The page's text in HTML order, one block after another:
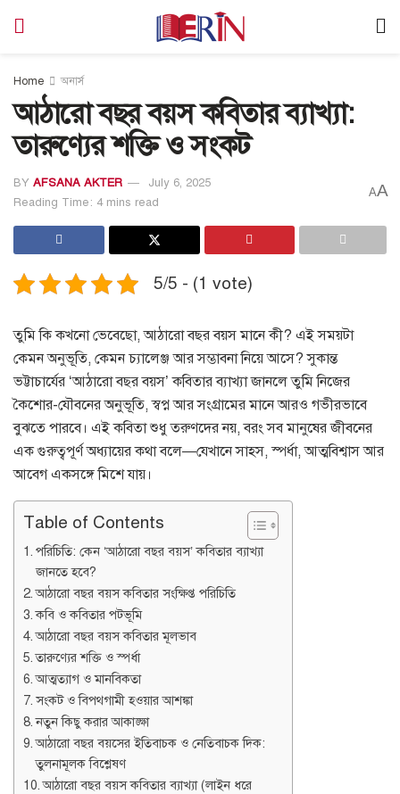
Home অনার্স
আঠারো বছর বয়স কবিতার ব্যাখ্যা:
তারুণ্যের শক্তি ও সংকট
BY AFSANA AKTER
July 6, 2025
Reading Time: 4 mins read
AA
5/5 - (1 vote)
তুমি কি কখনো ভেবেছো, আঠারো বছর বয়স মানে কী? এই সময়টা
কেমন অনুভূতি, কেমন চ্যালেঞ্জ আর সম্ভাবনা নিয়ে আসে? সুকান্ত
ভট্টাচার্যের ‘আঠারো বছর বয়স’ কবিতার ব্যাখ্যা জানলে তুমি নিজের
কৈশোর-যৌবনের অনুভূতি, স্বপ্ন আর সংগ্রামের মানে আরও গভীরভাবে
বুঝতে পারবে। এই কবিতা শুধু তরুণদের নয়, বরং সব মানুষের জীবনের
এক গুরুত্বপূর্ণ অধ্যায়ের কথা বলে—যেখানে সাহস, স্পর্ধা, আত্মবিশ্বাস আর
আবেগ একসঙ্গে মিশে যায়।
Table of Contents
পরিচিতি: কেন ‘আঠারো বছর বয়স’ কবিতার ব্যাখ্যা
জানতে হবে?
আঠারো বছর বয়স কবিতার সংক্ষিপ্ত পরিচিতি
কবি ও কবিতার পটভূমি
আঠারো বছর বয়স কবিতার মূলভাব
তারুণ্যের শক্তি ও স্পর্ধা
আত্মত্যাগ ও মানবিকতা
সংকট ও বিপথগামী হওয়ার আশঙ্কা
নতুন কিছু করার আকাঙ্ক্ষা
আঠারো বছর বয়সের ইতিবাচক ও নেতিবাচক দিক:
তুলনামূলক বিশ্লেষণ
আঠারো বছর বয়স কবিতার ব্যাখ্যা (লাইন ধরে